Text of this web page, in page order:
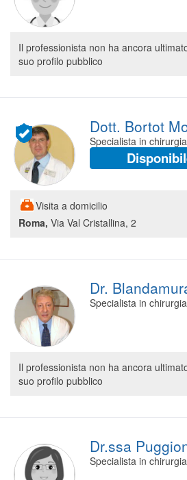
Il professionista non ha ancora
suo profilo pubblico
Dott. Bortot
Specialista in
Visita a domicilio
Roma, Via Val Cristallina, 2
Dr.
Specialista in
Il professionista non ha ancora
suo profilo pubblico
Dr.ssa
Specialista in